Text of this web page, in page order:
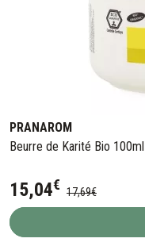
PRANAROM
Beurre de Karité Bio 100ml
15,04€ 17,69€